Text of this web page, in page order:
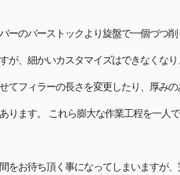
ーのバーストックより旋盤で一個づつ
、細かいカスタマイズはできなくなり
てフィラーの長さを変更したり、厚み
ります。 これら膨大な作業工程を一人
をお待ち頂く事になってしまいますが